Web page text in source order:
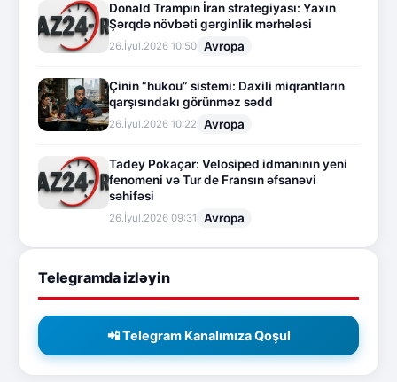
Donald Trampın İran strategiyası: Yaxın
Şərqdə növbəti gərginlik mərhələsi
26.İyul.2026 10:50 Avropa
Çinin “hukou” sistemi: Daxili miqrantların
qarşısındakı görünməz sədd
26.İyul.2026 10:22 Avropa
Tadey Pokaçar: Velosiped idmanının yeni
fenomeni və Tur de Fransın əfsanəvi
səhifəsi
26.İyul.2026 09:31 Avropa
Telegramda izləyin
📲 Telegram Kanalımıza Qoşul